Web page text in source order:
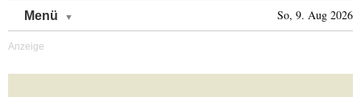
Menü So, 9. Aug 2026